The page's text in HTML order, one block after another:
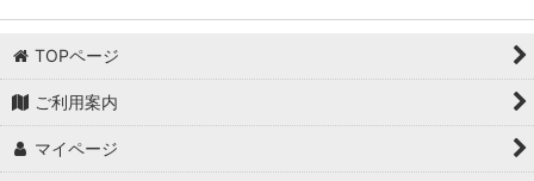
TOPページ
ご利用案内
マイページ